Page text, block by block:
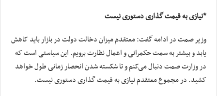
*نیازی به قیمت گذاری دستوری نیست
وزیر صمت در ادامه گفت: معتقدم میزان دخالت دولت در بازار باید کاهش
یابد و بیشتر به سمت حکمرانی و اعمال نظارت برویم. این سیاستی است که
در وزارت صمت دنبال می‌کنم و تا شکسته شدن انحصار زمانی طول خواهد
کشید. در مجموع معتقدم نیازی به قیمت گذاری دستوری نیست.